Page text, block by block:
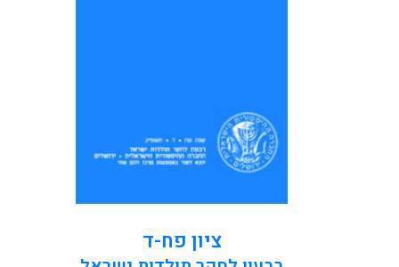
קראו עוד
ציון פח-ד